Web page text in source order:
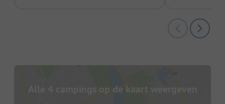
Alle 4 campings op de kaart weergeven